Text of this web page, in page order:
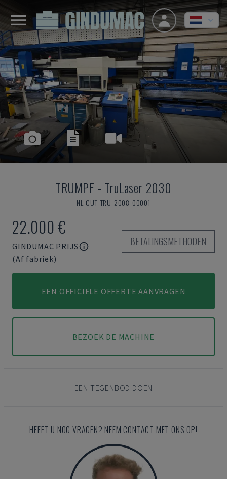
TRUMPF - TruLaser 2030
NL-CUT-TRU-2008-00001
22.000 €
GINDUMAC PRIJS
(Af fabriek)
BETALINGSMETHODEN
EEN OFFICIËLE OFFERTE AANVRAGEN
BEZOEK DE MACHINE
EEN TEGENBOD DOEN
HEEFT U NOG VRAGEN? NEEM CONTACT MET ONS OP!